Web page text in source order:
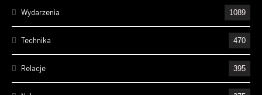
Wydarzenia 1089
Technika 470
Relacje 395